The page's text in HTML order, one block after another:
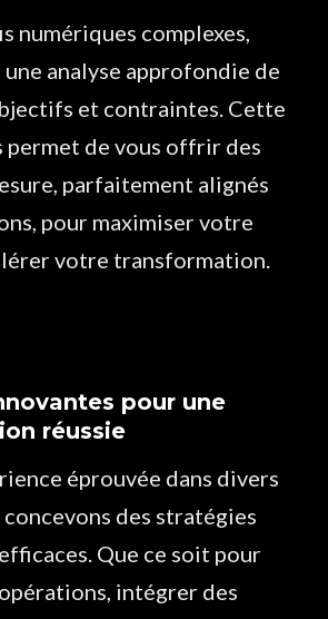
numériques complexes,
analyse approfondie de
et contraintes. Cette
permet de vous offrir des
parfaitement alignés
pour maximiser votre
votre transformation.
pour une
réussie
éprouvée dans divers
des stratégies
Que ce soit pour
intégrer des